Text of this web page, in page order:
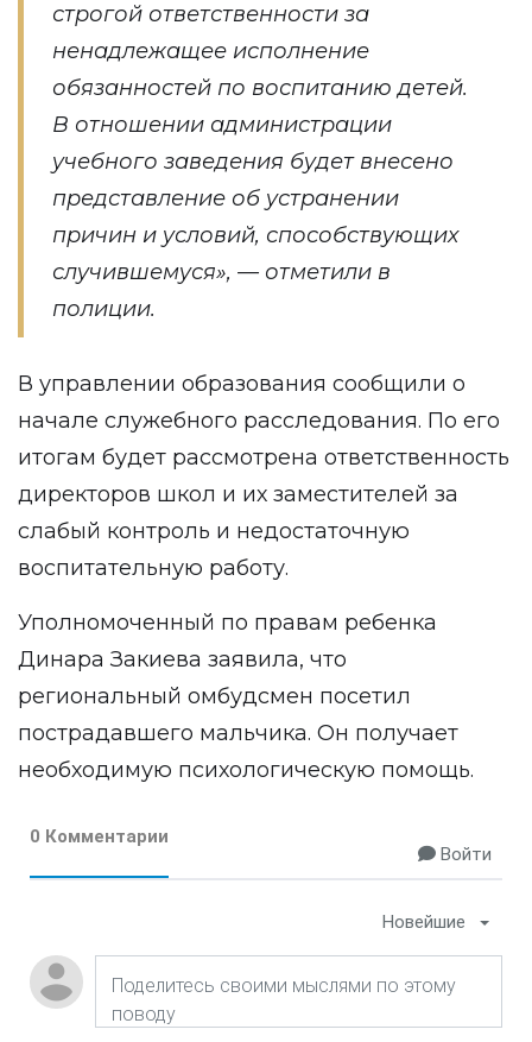
строгой ответственности за
ненадлежащее исполнение
обязанностей по воспитанию детей.
В отношении администрации
учебного заведения будет внесено
представление об устранении
причин и условий, способствующих
случившемуся», — отметили в
полиции.
В управлении образования сообщили о
начале служебного расследования. По его
итогам будет рассмотрена ответственность
директоров школ и их заместителей за
слабый контроль и недостаточную
воспитательную работу.
Уполномоченный по правам ребенка
Динара Закиева заявила, что
региональный омбудсмен посетил
пострадавшего мальчика. Он получает
необходимую психологическую помощь.
0 Комментарии
Войти
Новейшие